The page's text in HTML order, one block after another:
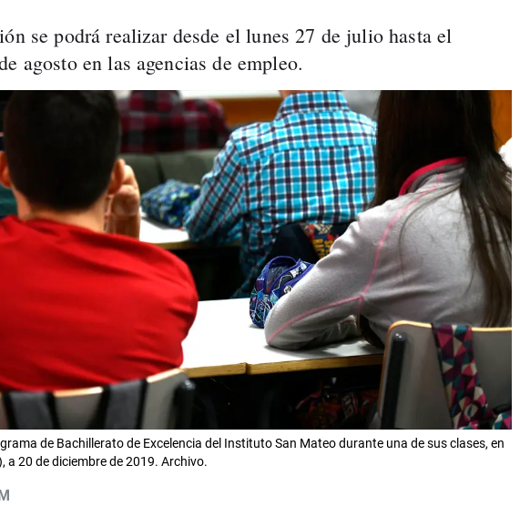
se podrá realizar desde el lunes 27 de julio hasta el
agosto en las agencias de empleo.
de Bachillerato de Excelencia del Instituto San Mateo durante una de sus clases, en
a 20 de diciembre de 2019. Archivo.